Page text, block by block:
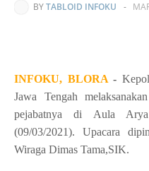
BYTABLOID INFOKU -
INFOKU, BLORA-
Jawa Tengah
pejabatnya di Aula
(09/03/2021). Upacara
Wiraga Dimas Tama,SIK.